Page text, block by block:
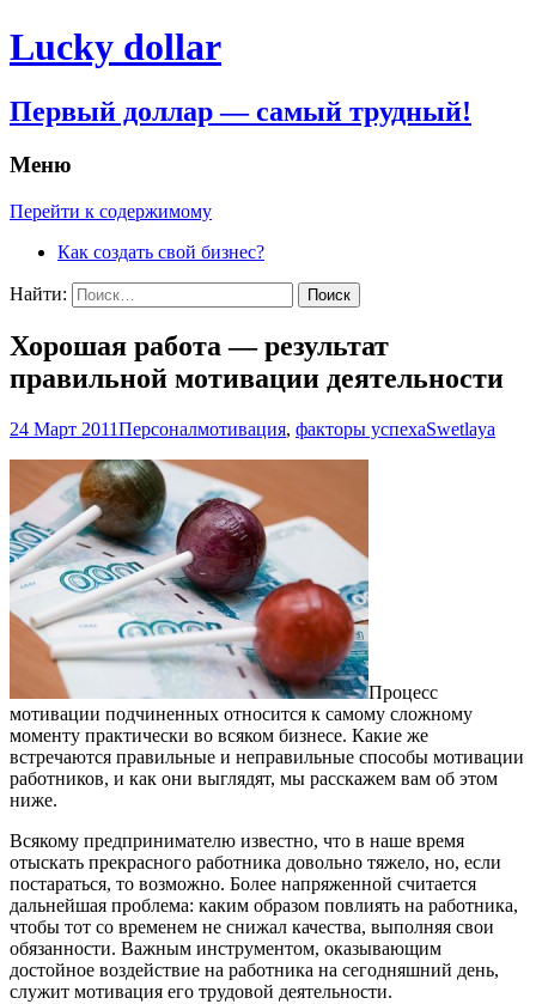
Lucky dollar
Первый доллар — самый трудный!
Меню
Перейти к содержимому
Как создать свой бизнес?
Найти:
Хорошая работа — результат
правильной мотивации деятельности
24 Март 2011Персоналмотивация, факторы успехаSwetlaya
Процесс
мотивации подчиненных относится к самому сложному
моменту практически во всяком бизнесе. Какие же
встречаются правильные и неправильные способы мотивации
работников, и как они выглядят, мы расскажем вам об этом
ниже.
Всякому предпринимателю известно, что в наше время
отыскать прекрасного работника довольно тяжело, но, если
постараться, то возможно. Более напряженной считается
дальнейшая проблема: каким образом повлиять на работника,
чтобы тот со временем не снижал качества, выполняя свои
обязанности. Важным инструментом, оказывающим
достойное воздействие на работника на сегодняшний день,
служит мотивация его трудовой деятельности.